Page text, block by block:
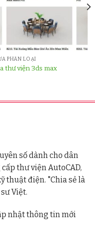
PHÂN LOẠI
thư viện 3ds max
số dành cho dân
thư viện AutoCAD,
thuật điện. "Chia sẻ là
Việt.
nhật thông tin mới